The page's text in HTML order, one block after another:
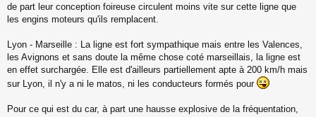
de part leur conception foireuse circulent moins vite sur cette ligne que
les engins moteurs qu'ils remplacent.
Lyon - Marseille : La ligne est fort sympathique mais entre les Valences,
les Avignons et sans doute la même chose coté marseillais, la ligne est
en effet surchargée. Elle est d'ailleurs partiellement apte à 200 km/h mais
sur Lyon, il n'y a ni le matos, ni les conducteurs formés pour
Pour ce qui est du car, à part une hausse explosive de la fréquentation,